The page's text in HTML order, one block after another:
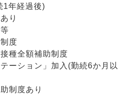
1年経過後)
り
度
種全額補助制度
ーション」加入(勤続6か月以
制度あり